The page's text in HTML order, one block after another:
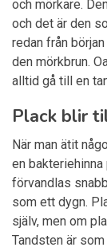
och mörkare.
och det är den
redan från
den mörkbrun.
alltid gå till en
Plack blir
När man ätit
en bakteriehinna
förvandlas
som ett dygn.
själv, men om
Tandsten är